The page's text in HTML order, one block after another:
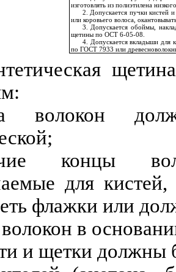
изготовлять из полиэтилена
2. Допускается пучки кистей
или коровьего волоса,
3. Допускается обоймы,
щетины по ОСТ 6-05-08.
4. Допускается вкладыши для
по ГОСТ 7933 или
концы
для
флажки или
в
и щетки должны